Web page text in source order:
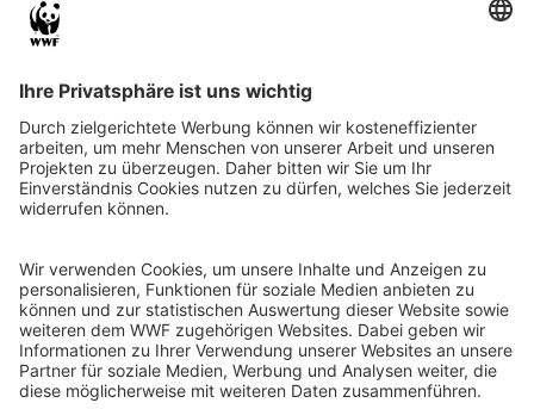
WWF Deutschland
Reinhardtstr. 18
10117 Berlin
Ihre Spende kann steuerlich geltend gemacht werden
Registriert als Stiftung WWF Deutschland, Senatsverwaltung für
Justiz Berlin, Az: 3416/976/2
Umsatzsteuer-Identifikationsnummer: DE 114236103